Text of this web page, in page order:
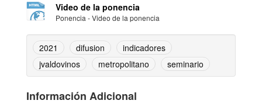
Video de la ponencia
Ponencia - Video de la ponencia
2021 difusion
indicadores
jvaldovinos
metropolitano seminario
Información Adicional